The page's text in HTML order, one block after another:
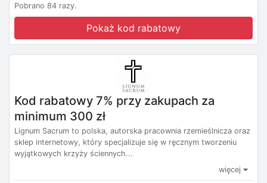
Pobrano 84 razy.
Pokaż kod rabatowy
Kod rabatowy 7% przy zakupach za
minimum 300 zł
Lignum Sacrum to polska, autorska pracownia rzemieślnicza oraz
sklep internetowy, który specjalizuje się w ręcznym tworzeniu
wyjątkowych krzyży ściennych...
więcej